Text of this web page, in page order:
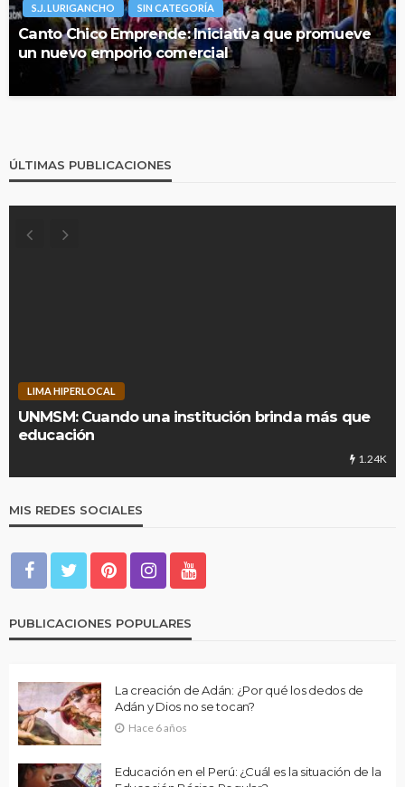
S.J. LURIGANCHO
SIN CATEGORÍA
Canto Chico Emprende: Iniciativa que promueve
un nuevo emporio comercial
ÚLTIMAS PUBLICACIONES
LIMA HIPERLOCAL
UNMSM: Cuando una institución brinda más que
educación
1.24K
MIS REDES SOCIALES
PUBLICACIONES POPULARES
La creación de Adán: ¿Por qué los dedos de
Adán y Dios no se tocan?
Hace 6 años
Educación en el Perú: ¿Cuál es la situación de la